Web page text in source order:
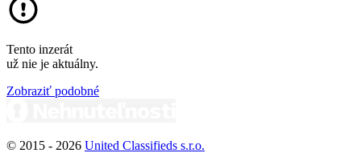
Tento inzerát
už nie je aktuálny.
Zobraziť podobné
© 2015 - 2026 United Classifieds s.r.o.